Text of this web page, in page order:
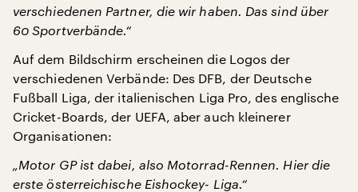
verschiedenen Partner, die wir haben. Das sind über
60 Sportverbände.“
Auf dem Bildschirm erscheinen die Logos der
verschiedenen Verbände: Des DFB, der Deutsche
Fußball Liga, der italienischen Liga Pro, des englische
Cricket-Boards, der UEFA, aber auch kleinerer
Organisationen:
„Motor GP ist dabei, also Motorrad-Rennen. Hier die
erste österreichische Eishockey- Liga.“